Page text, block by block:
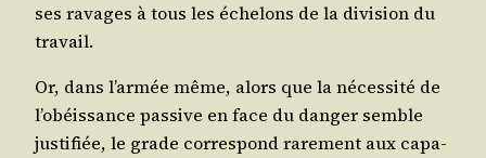
ses ravages à tous les éche­lons de la divi­sion du
travail.
Or, dans l’armée même, alors que la néces­si­té de
l’obéissance pas­sive en face du dan­ger semble
jus­ti­fiée, le grade cor­res­pond rare­ment aux capa­